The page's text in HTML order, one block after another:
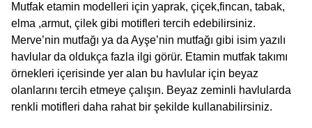
Mutfak etamin modelleri için yaprak, çiçek,fincan, tabak,
elma ,armut, çilek gibi motifleri tercih edebilirsiniz.
Merve’nin mutfağı ya da Ayşe’nin mutfağı gibi isim yazılı
havlular da oldukça fazla ilgi görür. Etamin mutfak takımı
örnekleri içerisinde yer alan bu havlular için beyaz
olanlarını tercih etmeye çalışın. Beyaz zeminli havlularda
renkli motifleri daha rahat bir şekilde kullanabilirsiniz.